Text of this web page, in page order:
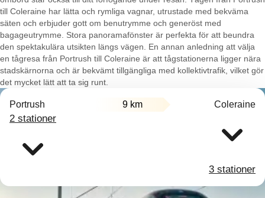
till Coleraine har lätta och rymliga vagnar, utrustade med bekväma
säten och erbjuder gott om benutrymme och generöst med
bagageutrymme. Stora panoramafönster är perfekta för att beundra
den spektakulära utsikten längs vägen. En annan anledning att välja
en tågresa från Portrush till Coleraine är att tågstationerna ligger nära
stadskärnorna och är bekvämt tillgängliga med kollektivtrafik, vilket gör
det mycket lätt att ta sig runt.
Portrush 9 km Coleraine
2 stationer
3 stationer